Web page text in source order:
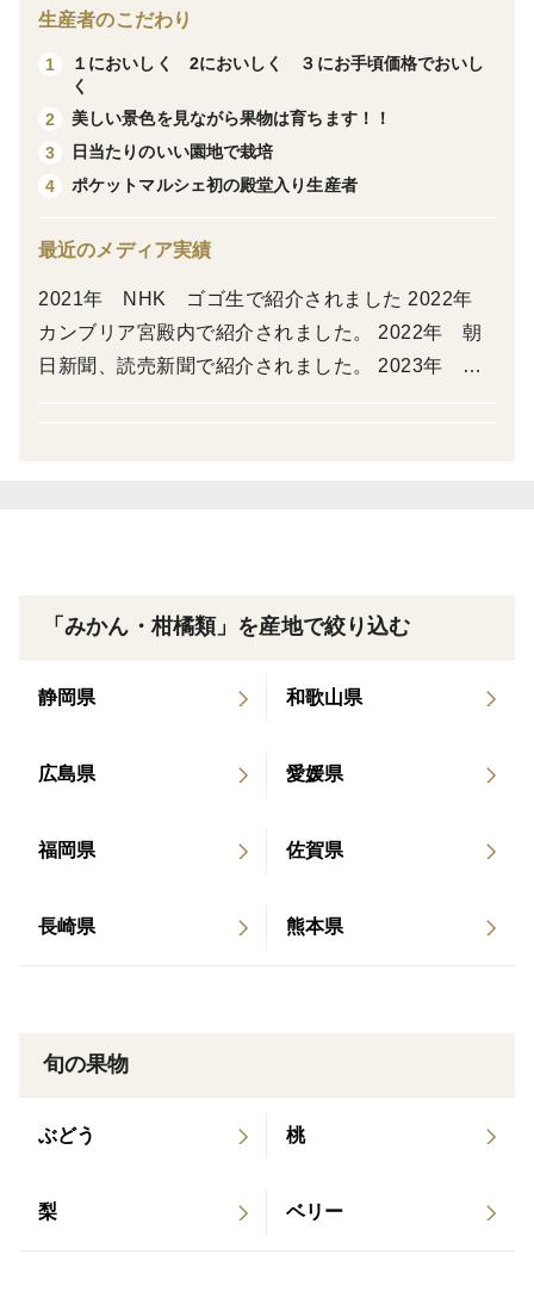
お求めくださいます様お願い申し上げます
食べチョク初心者なのでまごつくこともあると思います
がよろしくお願いします
皮も手で容易に剥ぐことができ、種もほとんどありませ
内袋も薄いのでそのままお召し上がることができます
※箱込重量でわかりやすい
朝日から夕陽まで太陽のしっかりと当たる園地で栽培し
日本を代表する有名なかんきつ産地愛媛県 その中でも
売することはできません
生産者のこだわり
1
１においしく 2においしく ３にお手頃価格でおいし
く
2
美しい景色を見ながら果物は育ちます！！
3
日当たりのいい園地で栽培
4
ポケットマルシェ初の殿堂入り生産者
最近のメディア実績
2021年 NHK ゴゴ生で紹介されました 2022年
カンブリア宮殿内で紹介されました。 2022年 朝
日新聞、読売新聞で紹介されました。 2023年 NH
「みかん・柑橘類」を産地で絞り込む
静岡県 和歌山県
広島県 愛媛県
福岡県 佐賀県
長崎県 熊本県
旬の果物
ぶどう 桃
梨 ベリー